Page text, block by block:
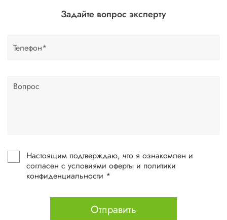
Задайте вопрос эксперту
Настоящим подтверждаю, что я ознакомлен и
согласен с условиями оферты и политики
конфиденциальности *
Отправить